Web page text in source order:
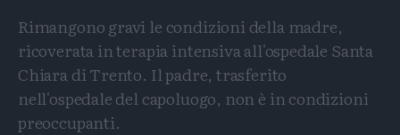
Rimangono gravi le condizioni della madre,
ricoverata in terapia intensiva all'ospedale Santa
Chiara di Trento. Il padre, trasferito
nell'ospedale del capoluogo, non è in condizioni
preoccupanti.